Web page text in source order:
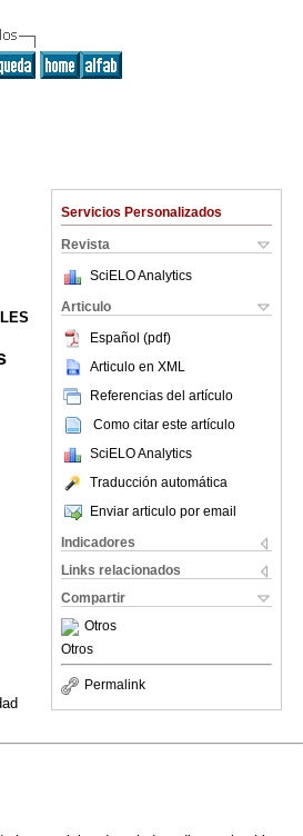
Servicios Personalizados
Revista
SciELO Analytics
Articulo
Español (pdf)
Articulo en XML
Referencias del artículo
Como citar este artículo
SciELO Analytics
Traducción automática
Enviar articulo por email
Indicadores
Links relacionados
Compartir
Otros
Otros
Permalink